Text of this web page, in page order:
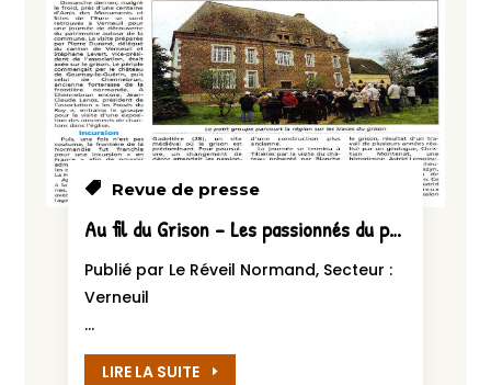
Revue de presse
Au fil du Grison – Les passionnés du patrimoine
Publié par Le Réveil Normand, Secteur :
Verneuil
...
LIRE LA SUITE